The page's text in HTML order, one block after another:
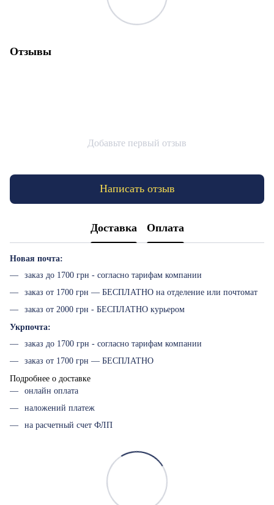
Отзывы
Добавьте первый отзыв
Написать отзыв
Доставка Оплата
Новая почта:
заказ до 1700 грн - согласно тарифам компании
заказ от 1700 грн — БЕСПЛАТНО на отделение или почтомат
заказ от 2000 грн - БЕСПЛАТНО курьером
Укрпочта:
заказ до 1700 грн - согласно тарифам компании
заказ от 1700 грн — БЕСПЛАТНО
Подробнее о доставке
онлайн оплата
наложений платеж
на расчетный счет ФЛП